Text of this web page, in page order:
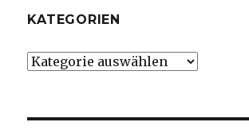
KATEGORIEN
Kategorien